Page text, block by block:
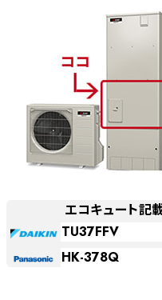
エコキュート記
TU37FFV
HK-378Q